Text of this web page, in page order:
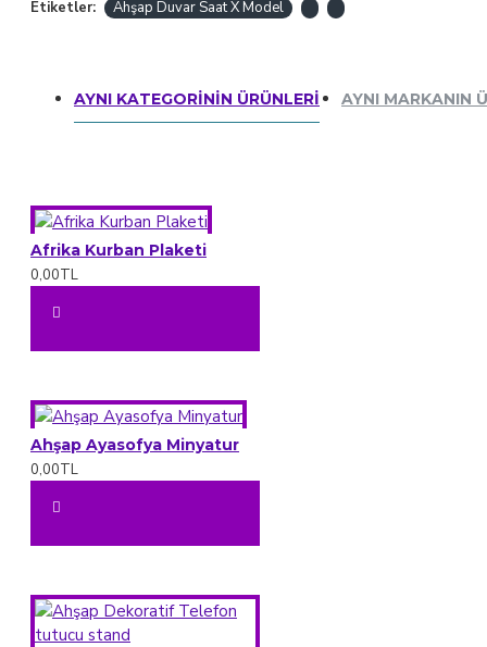
Etiketler: Ahşap Duvar Saat X Model
AYNI KATEGORININ ÜRÜNLERI AYNI MARKANIN
Afrika Kurban Plaketi
0,00TL
Ahşap Ayasofya Minyatur
0,00TL